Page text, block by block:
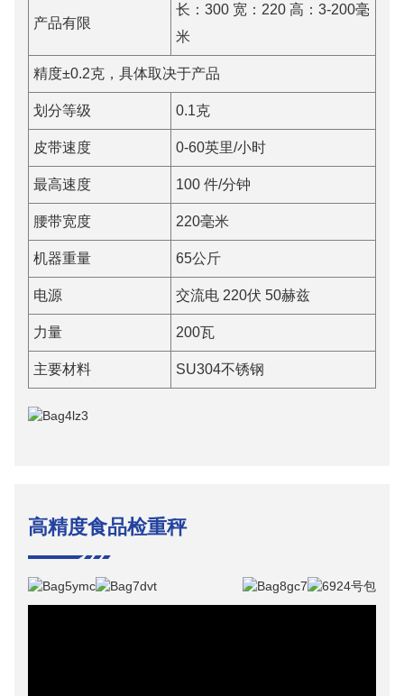
产品有限
长：300 宽：220 高：3-200毫
米
精度±0.2克，具体取决于产品
划分等级 0.1克
皮带速度 0-60英里/小时
最高速度 100 件/分钟
腰带宽度 220毫米
机器重量 65公斤
电源 交流电 220伏 50赫兹
力量 200瓦
主要材料 SU304不锈钢
高精度食品检重秤